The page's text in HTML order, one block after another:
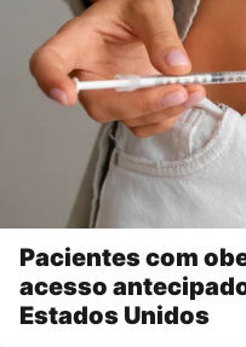
Pacientes com
acesso
Estados Unidos